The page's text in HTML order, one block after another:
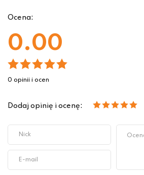
Ocena:
0.00
0 opinii i ocen
Dodaj opinię i ocenę: